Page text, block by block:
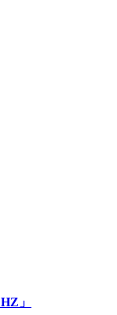
」